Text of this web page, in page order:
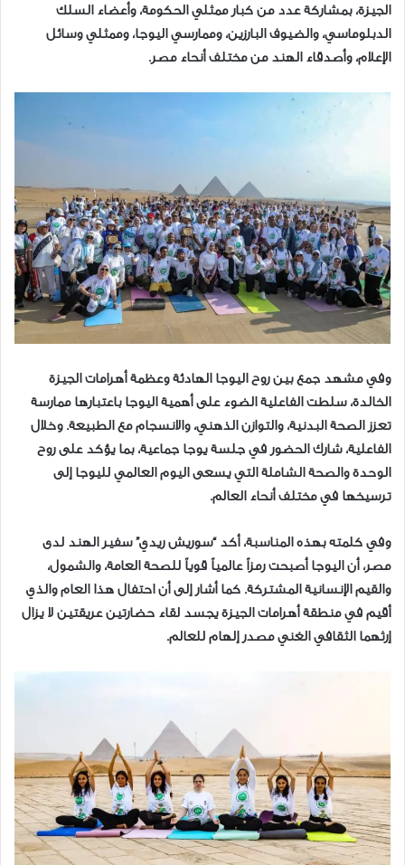
الجيزة، بمشاركة عدد من كبار ممثلي الحكومة، وأعضاء السلك
الدبلوماسي، والضيوف البارزين، وممارسي اليوجا، وممثلي وسائل
الإعلام، وأصدقاء الهند من مختلف أنحاء مصر.
وفي مشهد جمع بين روح اليوجا الهادئة وعظمة أهرامات الجيزة
الخالدة، سلطت الفاعلية الضوء على أهمية اليوجا باعتبارها ممارسة
تعزز الصحة البدنية، والتوازن الذهني، والانسجام مع الطبيعة. وخلال
الفاعلية، شارك الحضور في جلسة يوجا جماعية، بما يؤكد على روح
الوحدة والصحة الشاملة التي يسعى اليوم العالمي لليوجا إلى
ترسيخها في مختلف أنحاء العالم.
وفي كلمته بهذه المناسبة، أكد “سوريش ريدي” سفير الهند لدى
مصر، أن اليوجا أصبحت رمزاً عالمياً قوياً للصحة العامة، والشمول،
والقيم الإنسانية المشتركة. كما أشار إلى أن احتفال هذا العام والذي
أقيم في منطقة أهرامات الجيزة يجسد لقاء حضارتين عريقتين لا يزال
إرثهما الثقافي الغني مصدر إلهام للعالم.